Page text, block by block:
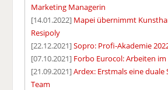
Marketing Managerin
[14.01.2022] Mapei übernimmt
Resipoly
[22.12.2021]Sopro: Profi-Akademie
[07.10.2021] Forbo Eurocol: Arbeiten im
[21.09.2021]Ardex: Erstmals eine
Team